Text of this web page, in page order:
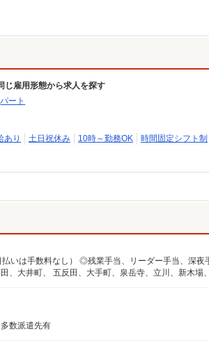
じ雇用形態から求人を探す
パート
あり 土日祝休み 10時～勤務OK
時間固定シフト制
数派遣先有